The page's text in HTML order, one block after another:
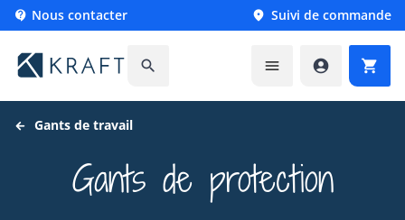
 Nous contacter  Suivi de commande
   
Gants de travail
Gants de protection